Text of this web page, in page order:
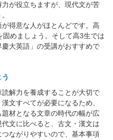
が役立ちますが、現代文が苦
得意な人がほとんどです。高
めましょう。そして高3生では
大英語」の受講がおすすめで
解力を養成することが大切で
文すべてが必要になるため、
材となる文章の時代の幅が広
文に比べると、古文・漢文は
ながりやすいので、基本事項